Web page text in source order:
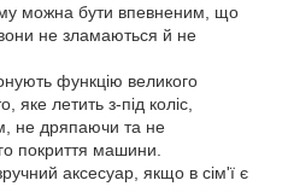
можна бути впевненим, що
не зламаються й не
функцію великого
яке летить з-під коліс,
не дряпаючи та не
покриття машини.
аксесуар, якщо в сім'ї є